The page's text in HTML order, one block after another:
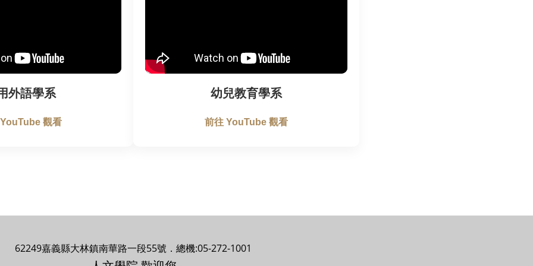
外語學系
觀看
幼兒教育學系
前往 YouTube 觀看
62249嘉義縣大林鎮南華路一段55號．總機:05-272-1001